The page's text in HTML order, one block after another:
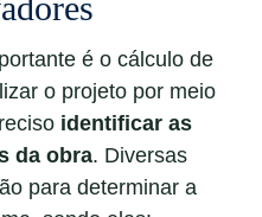
é o cálculo de
o projeto por meio
identificar as
da obra. Diversas
para determinar a